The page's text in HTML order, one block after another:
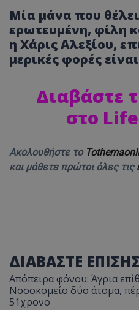
Μία μάνα που
ερωτευμένη, φίλη
η Χάρις Αλεξίου,
μερικές φορές
Διαβάστε
στο
Ακολουθήστε το
και μάθετε πρώτοι όλες τις
ΔΙΑΒΑΣΤΕ
Απόπειρα φόνου: Άγρια
Νοσοκομείο δύο άτομα,
51χρονο